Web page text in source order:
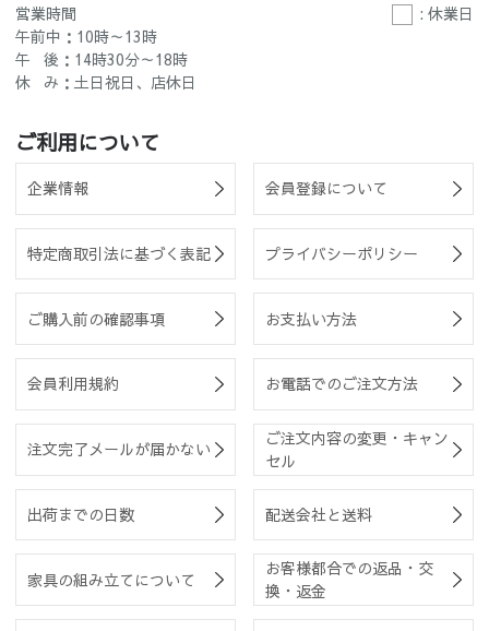
営業時間
: 休業日
午前中：10時～13時
午 後：14時30分～18時
休 み：土日祝日、店休日
ご利用について
企業情報 会員登録について
特定商取引法に基づく表記 プライバシーポリシー
ご購入前の確認事項 お支払い方法
会員利用規約 お電話でのご注文方法
注文完了メールが届かない
ご注文内容の変更・キャン
セル
出荷までの日数 配送会社と送料
家具の組み立てについて
お客様都合での返品・交
換・返金